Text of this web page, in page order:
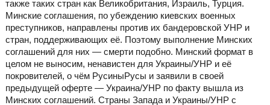
также таких стран как Великобритания, Израиль, Турция.
Минские соглашения, по убеждению киевских военных
преступников, направлены против их бандеровской УНР и
стран, поддерживающих её. Поэтому выполнение Минских
соглашений для них — смерти подобно. Минский формат в
целом не выносим, ненавистен для Украины/УНР и её
покровителей, о чём РусиныРусы и заявили в своей
предыдущей оферте — Украина/УНР по факту вышла из
Минских соглашений. Страны Запада и Украины/УНР с